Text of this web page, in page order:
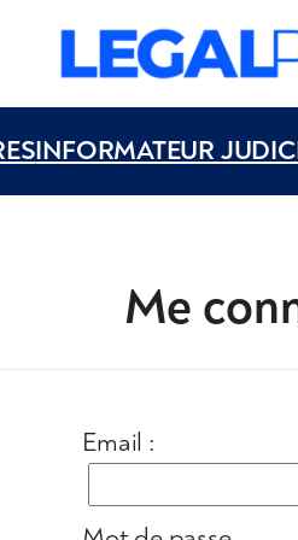
INFORMATEUR
Me
Email :